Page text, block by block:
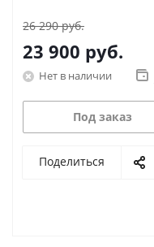
26 290 руб.
23 900 руб.
Нет в наличии
Под заказ
Поделиться